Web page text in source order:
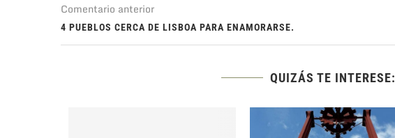
Comentario anterior
4 PUEBLOS CERCA DE LISBOA PARA ENAMORARSE.
QUIZÁS TE INTERESE: